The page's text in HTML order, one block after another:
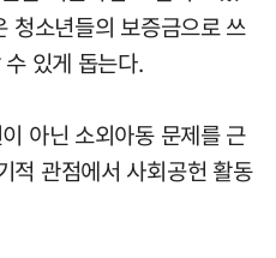
청소년들의 보증금으로 쓰
있게 돕는다.
아닌 소외아동 문제를 근
적 관점에서 사회공헌 활동